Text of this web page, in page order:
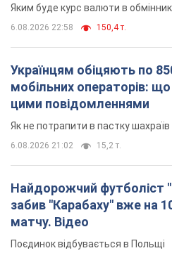
Яким буде курс валюти в
6.08.2026 22:58 150,4 т.
Українцям обіцяють по
мобільних операторів:
цими повідомленнями
Як не потрапити в пастку шахраїв
6.08.2026 21:02 15,2 т.
Найдорожчий футболіст
забив "Карабаху" вже на
матчу. Відео
Поєдинок відбувається в Польщі